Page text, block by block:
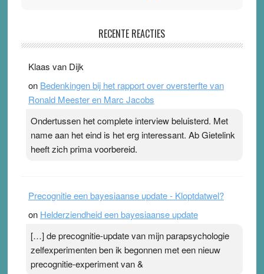
Ward van Beek
topsporters. Ze hopen ermee hun hartslag te verlagen
terwijl ze meer zuurstof opnemen. Daarop heeft zo’n
pleister geen effect. Maar het gevoel ‘makkelijker te
Pleisterplakkers in de topspsort ›[...]
RECENTE REACTIES
Klaas van Dijk
on Bedenkingen bij het rapport over oversterfte van
Ronald Meester en Marc Jacobs
Ondertussen het complete interview beluisterd. Met
name aan het eind is het erg interessant. Ab Gietelink
heeft zich prima voorbereid.
Precognitie een bayesiaanse update - Kloptdatwel?
on Helderziendheid een bayesiaanse update
[…] de precognitie-update van mijn parapsychologie
zelfexperimenten ben ik begonnen met een nieuw
precognitie-experiment van &